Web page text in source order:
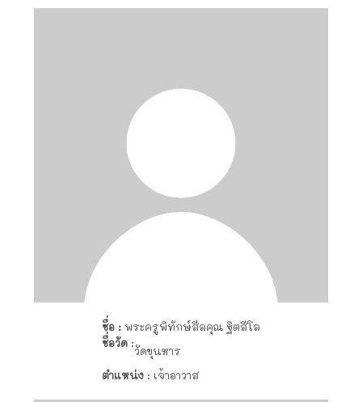
ชื่อ : พระครูพิทักษ์สีลคุณ ฐิตสีโล
ชื่อวัด :
วัดขุนหาร
ตำแหน่ง : เจ้าอาวาส